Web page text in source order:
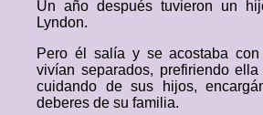
Un año después tuvieron un
Lyndon.
Pero él salía y se acostaba
vivían separados, prefiriendo
cuidando de sus hijos,
deberes de su familia.